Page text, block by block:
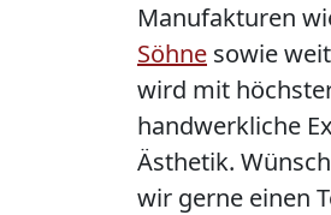
Manufakturen
Söhne sowie
wird mit
handwerkliche
Ästhetik.
wir gerne einen